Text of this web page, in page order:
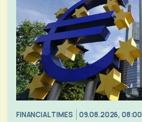
FINANCIAL TIMES 09.08.2026, 08:00